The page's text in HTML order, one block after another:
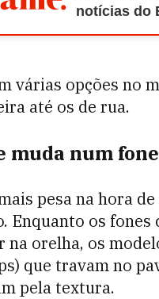
notícias do
várias opções no
até os de rua.
muda num
pesa na hora
Enquanto os
na orelha, os
que travam no
pela textura.